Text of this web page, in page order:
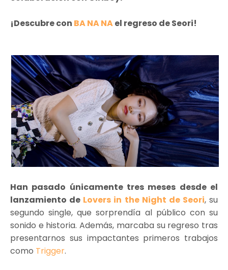
¡Descubre con BA NA NAel regreso de Seori!
Han pasado únicamente tres meses desde el
lanzamiento de Lovers in the Night de Seori, su
segundo single, que sorprendía al público con su
sonido e historia. Además, marcaba su regreso tras
presentarnos sus impactantes primeros trabajos
como Trigger.